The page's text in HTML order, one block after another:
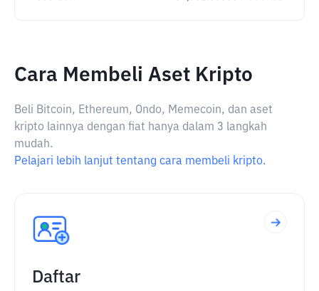
Cara Membeli Aset Kripto
Beli Bitcoin, Ethereum, Ondo, Memecoin, dan aset
kripto lainnya dengan fiat hanya dalam 3 langkah
mudah.
Pelajari lebih lanjut tentang cara membeli kripto.
Daftar